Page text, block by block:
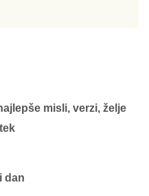
misli, verzi, želje
dan